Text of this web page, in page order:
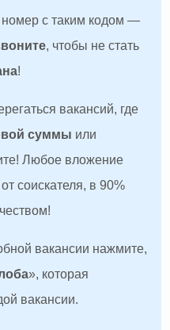
номер с таким кодом —
, чтобы не стать
!
вакансий, где
суммы или
Любое вложение
соискателя, в 90%
вакансии нажмите,
», которая
вакансии.